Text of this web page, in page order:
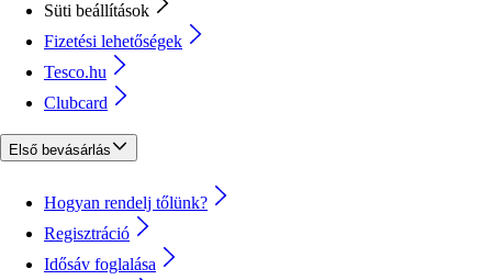
Süti beállítások
Fizetési lehetőségek
Tesco.hu
Clubcard
Első bevásárlás
Hogyan rendelj tőlünk?
Regisztráció
Idősáv foglalása